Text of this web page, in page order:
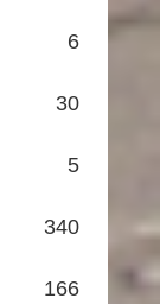
6
30
5
340
166